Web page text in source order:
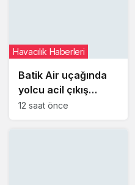
Batik Air uçağında
yolcu acil çıkış
kapısını açmaya
Havacılık Haberleri
12 saat önce